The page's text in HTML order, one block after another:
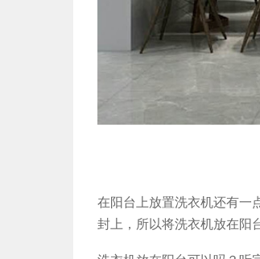
在阳台上放置洗衣机还有一
封上，所以将洗衣机放在阳